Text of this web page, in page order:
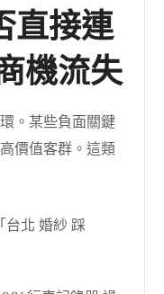
直接連
機流失
。某些負面關鍵
價值客群。這類
台北 婚紗 踩